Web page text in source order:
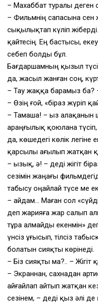
– Махаббат туралы деген
– Фильмнің сапасына сен
сықылықтап күліп
қайтесің. Ең бастысы,
себеп болды бұл.
Бағдаршамның қызыл
да, жасыл жанған соң,
– Тау жаққа барамыз ба?
– Өзің ғой, «біраз жүріп
– Тамаша! – Қыз алақанын
Қараңғылық қоюлана
да, көшедегі көлік легіне
қарсылы ағылып жатқан
– Қызық, ә! – деді жігіт
сезімін жаңағы
табысу оңайлай түсе ме
– Қайдам… Маған сол
деп жарияға жар салып
тұра алмайды екенмін»
үнсіз ұғысып, тілсіз
болатын сияқты көрінеді.
– Біз сияқты ма?.. –
– Экраннан, сахнадан
айғайлап айтып жатқан
сезінем, – деді қыз әлі